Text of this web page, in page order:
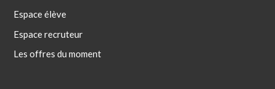
Espace élève
Espace recruteur
Les offres du moment